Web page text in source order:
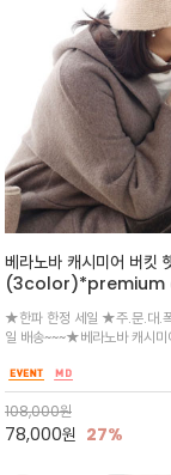
베라노바 캐시미어 버킷
(3color)*premium
100% / 5게이지 /부드
어난 보온성을 자랑하는
소재의 프리미엄 니트
★한파 한정 세일 ★주.문.대.
일 배송~~~★베라노바 캐시미
인 홀가먼트 제작되어 두상에
편안하고 안정적인 핏을 선사/
을 감싸주어 세련된 스
108,000원
78,000원 27%